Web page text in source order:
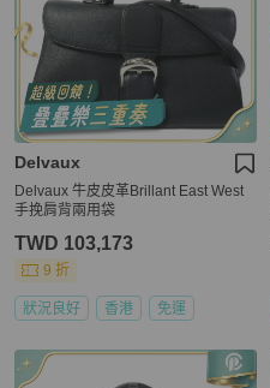
Delvaux
Delvaux 牛皮皮革Brillant East West
手挽肩背兩用袋
TWD 103,173
9 折
狀況良好 香港 免運